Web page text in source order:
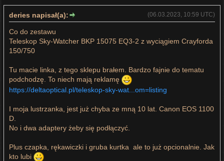
(06.03.2023, 10:59 UTC)
deries napisał(a):
Co do zestawu
Teleskop Sky-Watcher BKP 15075 EQ3-2 z wyciągiem Crayforda
150/750
Tu macie linka, z tego sklepu brałem. Bardzo fajnie do tematu
podchodzę. To niech mają reklamę
https://deltaoptical.pl/teleskop-sky-wat...om=listing
I moja lustrzanka, jest już chyba ze mną 10 lat. Canon EOS 1100
D.
No i dwa adaptery żeby się podłączyć.
Plus czapka, rękawiczki i gruba kurtka ale to już opcionalnie. Jak
kto lubi